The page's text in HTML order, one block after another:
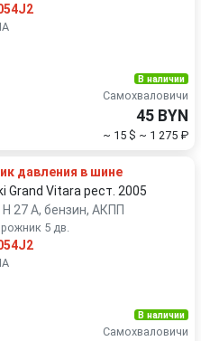
В наличии
Самохваловичи
45 BYN
~ 15 $ ~ 1 275 ₽
давления в шине
Grand Vitara рест. 2005
H 27 A, бензин, АКПП
5 дв.
В наличии
Самохваловичи